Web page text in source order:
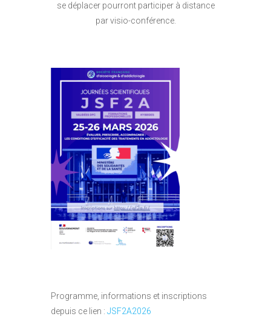
se déplacer pourront participer à distance
par visio-conférence.
Programme, informations et inscriptions
depuis ce lien : JSF2A2026